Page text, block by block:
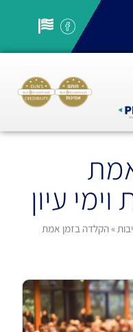
עיון
»הקלדה בזמן אמת